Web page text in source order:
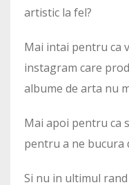
artistic la fel?
Mai intai pentru ca
instagram care
albume de arta nu
Mai apoi pentru ca
pentru a ne bucura
Si nu in ultimul